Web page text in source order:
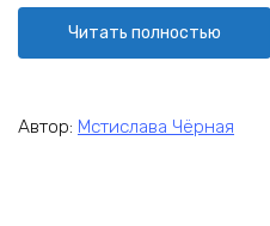
Читать полностью
Автор: Мстислава Чёрная